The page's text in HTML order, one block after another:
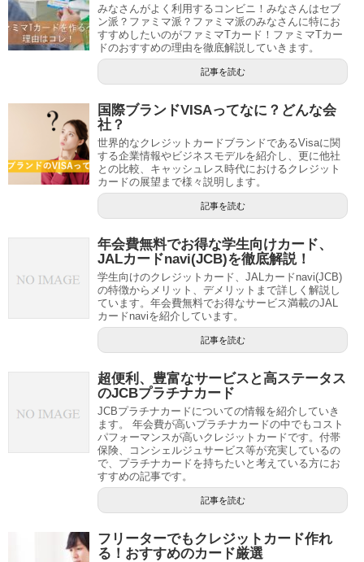
みなさんがよく利用するコンビニ！みなさんはセブ
ン派？ファミマ派？ファミマ派のみなさんに特にお
すすめしたいのがファミマTカード！ファミマTカー
ドのおすすめの理由を徹底解説していきます。
記事を読む
国際ブランドVISAってなに？どんな会
社？
世界的なクレジットカードブランドであるVisaに関
する企業情報やビジネスモデルを紹介し、更に他社
との比較、キャッシュレス時代におけるクレジット
カードの展望まで様々説明します。
記事を読む
年会費無料でお得な学生向けカード、
JALカードnavi(JCB)を徹底解説！
学生向けのクレジットカード、JALカードnavi(JCB)
の特徴からメリット、デメリットまで詳しく解説し
ています。年会費無料でお得なサービス満載のJAL
カードnaviを紹介しています。
記事を読む
超便利、豊富なサービスと高ステータス
のJCBプラチナカード
JCBプラチナカードについての情報を紹介していき
ます。 年会費が高いプラチナカードの中でもコスト
パフォーマンスが高いクレジットカードです。付帯
保険、コンシェルジュサービス等が充実しているの
で、プラチナカードを持ちたいと考えている方にお
すすめの記事です。
記事を読む
フリーターでもクレジットカード作れ
る！おすすめのカード厳選